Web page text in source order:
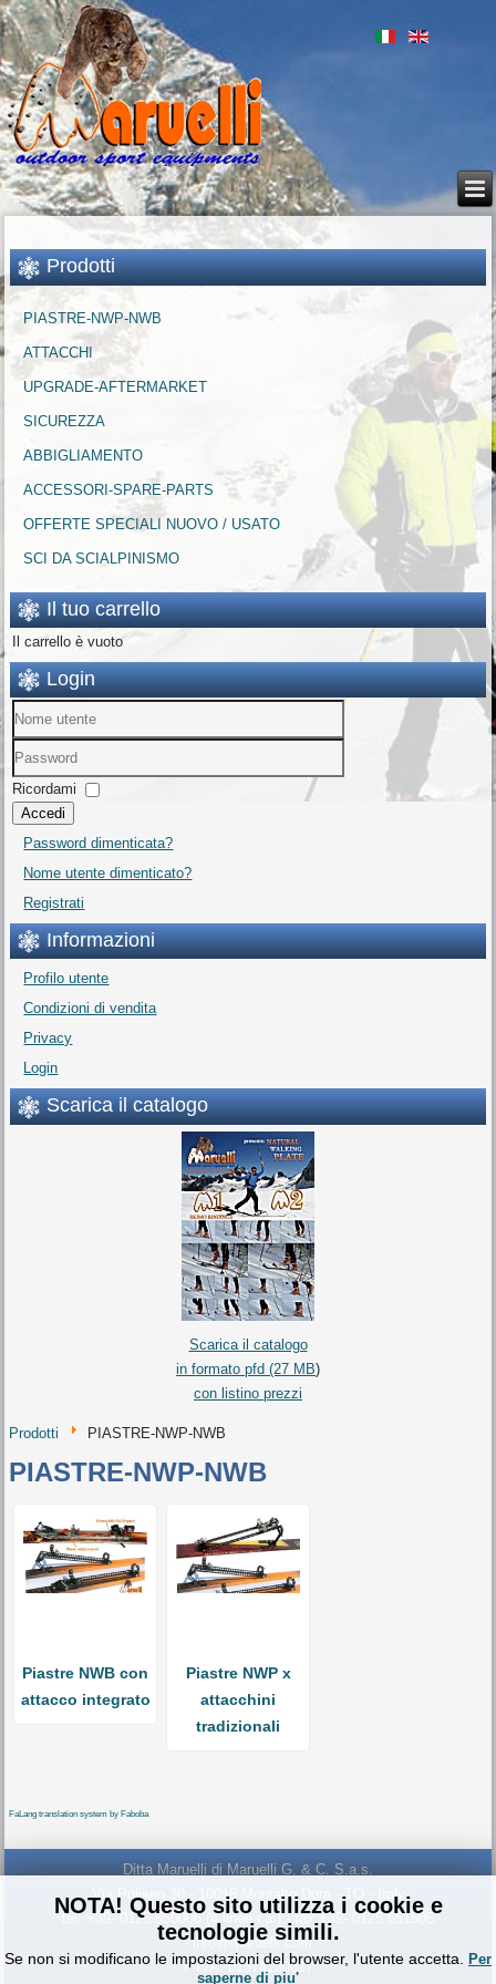
Prodotti
PIASTRE-NWP-NWB
ATTACCHI
UPGRADE-AFTERMARKET
SICUREZZA
ABBIGLIAMENTO
ACCESSORI-SPARE-PARTS
OFFERTE SPECIALI NUOVO / USATO
SCI DA SCIALPINISMO
Il tuo carrello
Il carrello è vuoto
Login
Ricordami
Accedi
Password dimenticata?
Nome utente dimenticato?
Registrati
Informazioni
Profilo utente
Condizioni di vendita
Privacy
Login
Scarica il catalogo
Scarica il catalogo
in formato pfd (27 MB)
con listino prezzi
Prodotti PIASTRE-NWP-NWB
PIASTRE-NWP-NWB
Piastre NWB con
attacco integrato
Piastre NWP x
attacchini
tradizionali
FaLang translation system by Faboba
NOTA! Questo sito utilizza i cookie e
tecnologie simili.
Se non si modificano le impostazioni del browser, l'utente accetta.
Per
saperne di piu'
Ditta Maruelli di Maruelli G. & C. S.a.s.
Via Polisen 30 - 10016 Montalto Dora - TO - Italy
tel. +39- 0125 650006 (4 linee r.a.) - fax +39- 0125 651505
- info@maruelli.com
P.IVA: 01574130017